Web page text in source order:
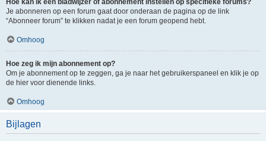
Hoe kan ik een bladwijzer of abonnement instellen op specifieke forums?
Je abonneren op een forum gaat door onderaan de pagina op de link
“Abonneer forum” te klikken nadat je een forum geopend hebt.
Omhoog
Hoe zeg ik mijn abonnement op?
Om je abonnement op te zeggen, ga je naar het gebruikerspaneel en klik je op
de hier voor dienende links.
Omhoog
Bijlagen